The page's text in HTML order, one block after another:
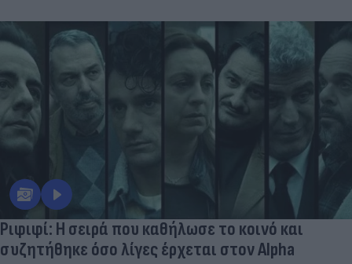
Ριφιφί: Η σειρά που καθήλωσε το κοινό και
συζητήθηκε όσο λίγες έρχεται στον Alpha